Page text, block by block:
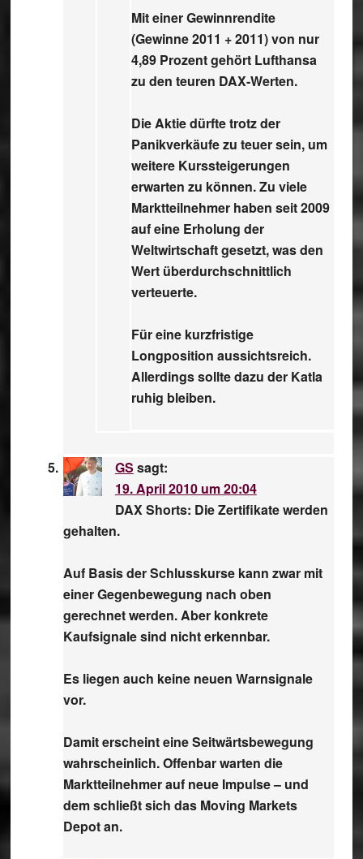
Mit einer Gewinnrendite
(Gewinne 2011 + 2011) von nur
4,89 Prozent gehört Lufthansa
zu den teuren DAX-Werten.
Die Aktie dürfte trotz der
Panikverkäufe zu teuer sein, um
weitere Kurssteigerungen
erwarten zu können. Zu viele
Marktteilnehmer haben seit 2009
auf eine Erholung der
Weltwirtschaft gesetzt, was den
Wert überdurchschnittlich
verteuerte.
Für eine kurzfristige
Longposition aussichtsreich.
Allerdings sollte dazu der Katla
ruhig bleiben.
GS sagt:
19. April 2010 um 20:04
DAX Shorts: Die Zertifikate werden
gehalten.
Auf Basis der Schlusskurse kann zwar mit
einer Gegenbewegung nach oben
gerechnet werden. Aber konkrete
Kaufsignale sind nicht erkennbar.
Es liegen auch keine neuen Warnsignale
vor.
Damit erscheint eine Seitwärtsbewegung
wahrscheinlich. Offenbar warten die
Marktteilnehmer auf neue Impulse – und
dem schließt sich das Moving Markets
Depot an.